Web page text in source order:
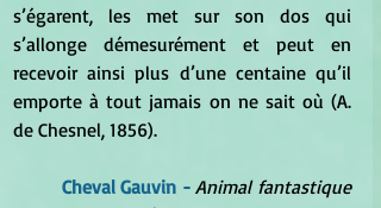
s’égarent, les met sur son dos qui
s’allonge démesurément et peut en
recevoir ainsi plus d’une centaine qu’il
emporte à tout jamais on ne sait où (A.
de Chesnel, 1856).
Cheval Gauvin - Animal fantastique